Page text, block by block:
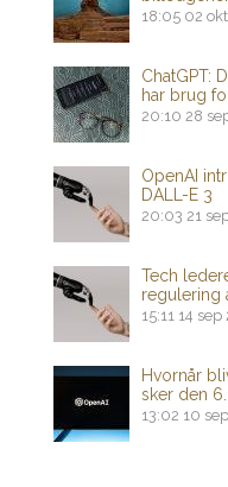
18:05 02
ChatGPT:
har brug
20:10 28
OpenAI
DALL-E 3
20:03 21
Tech
regulering
15:11 14 sep
Hvornår
sker den
13:02 10